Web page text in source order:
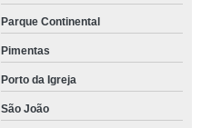
Parque Continental
Pimentas
Porto da Igreja
São João